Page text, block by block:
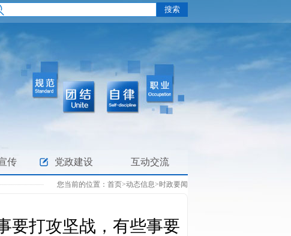
传 党政建设 互动交流
您当前的位置： 首页>动态信息>时政要闻
要打攻坚战，有些事要